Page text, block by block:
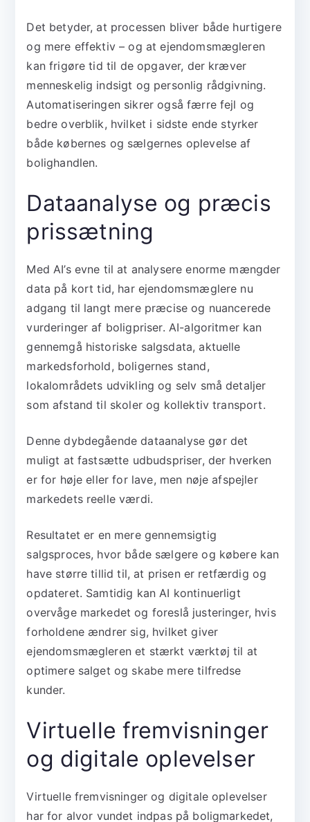
Det betyder, at processen bliver både hurtigere
og mere effektiv – og at ejendomsmægleren
kan frigøre tid til de opgaver, der kræver
menneskelig indsigt og personlig rådgivning.
Automatiseringen sikrer også færre fejl og
bedre overblik, hvilket i sidste ende styrker
både købernes og sælgernes oplevelse af
bolighandlen.
Dataanalyse og præcis
prissætning
Med AI’s evne til at analysere enorme mængder
data på kort tid, har ejendomsmæglere nu
adgang til langt mere præcise og nuancerede
vurderinger af boligpriser. AI-algoritmer kan
gennemgå historiske salgsdata, aktuelle
markedsforhold, boligernes stand,
lokalområdets udvikling og selv små detaljer
som afstand til skoler og kollektiv transport.
Denne dybdegående dataanalyse gør det
muligt at fastsætte udbudspriser, der hverken
er for høje eller for lave, men nøje afspejler
markedets reelle værdi.
Resultatet er en mere gennemsigtig
salgsproces, hvor både sælgere og købere kan
have større tillid til, at prisen er retfærdig og
opdateret. Samtidig kan AI kontinuerligt
overvåge markedet og foreslå justeringer, hvis
forholdene ændrer sig, hvilket giver
ejendomsmægleren et stærkt værktøj til at
optimere salget og skabe mere tilfredse
kunder.
Virtuelle fremvisninger
og digitale oplevelser
Virtuelle fremvisninger og digitale oplevelser
har for alvor vundet indpas på boligmarkedet,